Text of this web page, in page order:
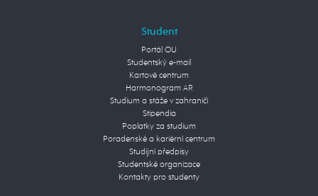
Student
Portál OU
Studentský e-mail
Kartové centrum
Harmonogram AR
Studium a stáže v zahraničí
Stipendia
Poplatky za studium
Poradenské a kariérní centrum
Studijní předpisy
Studentské organizace
Kontakty pro studenty